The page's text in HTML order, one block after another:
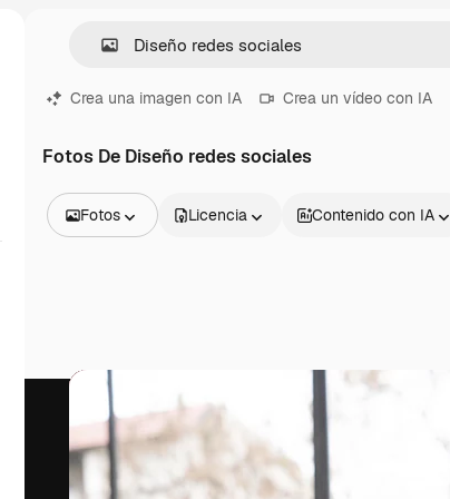
Crea una imagen con IA Crea un vídeo con IA
Fotos De Diseño redes sociales
Fotos
Vídeos
Clips de vídeo
Motion graphics
Plantillas de vídeos
Iconos
Modelos 3D
Fuentes
Licencia Contenido con IA